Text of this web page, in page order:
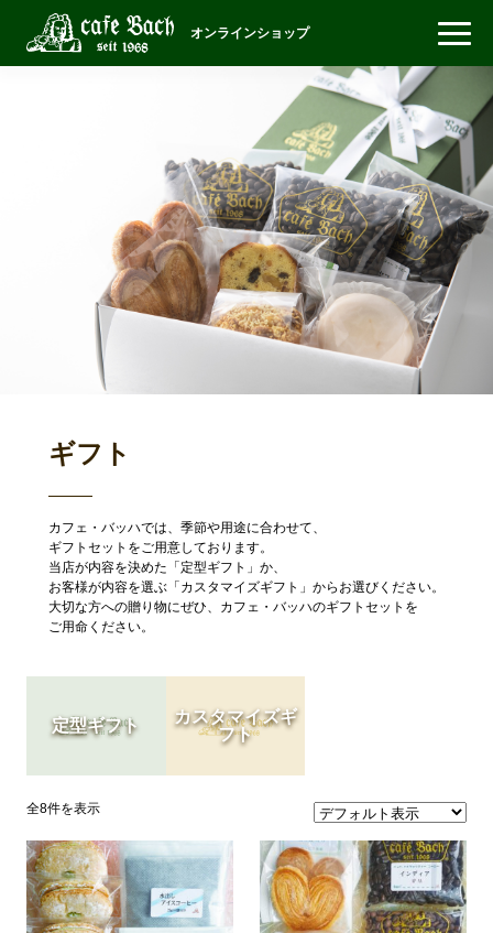
オンラインショップ
ギフト
カフェ・バッハでは、季節や用途に合わせて、
ギフトセットをご用意しております。
当店が内容を決めた「定型ギフト」か、
お客様が内容を選ぶ「カスタマイズギフト」からお選びください。
大切な方への贈り物にぜひ、カフェ・バッハのギフトセットを
ご用命ください。
定型ギフト
カスタマイズギ
フト
全8件を表示